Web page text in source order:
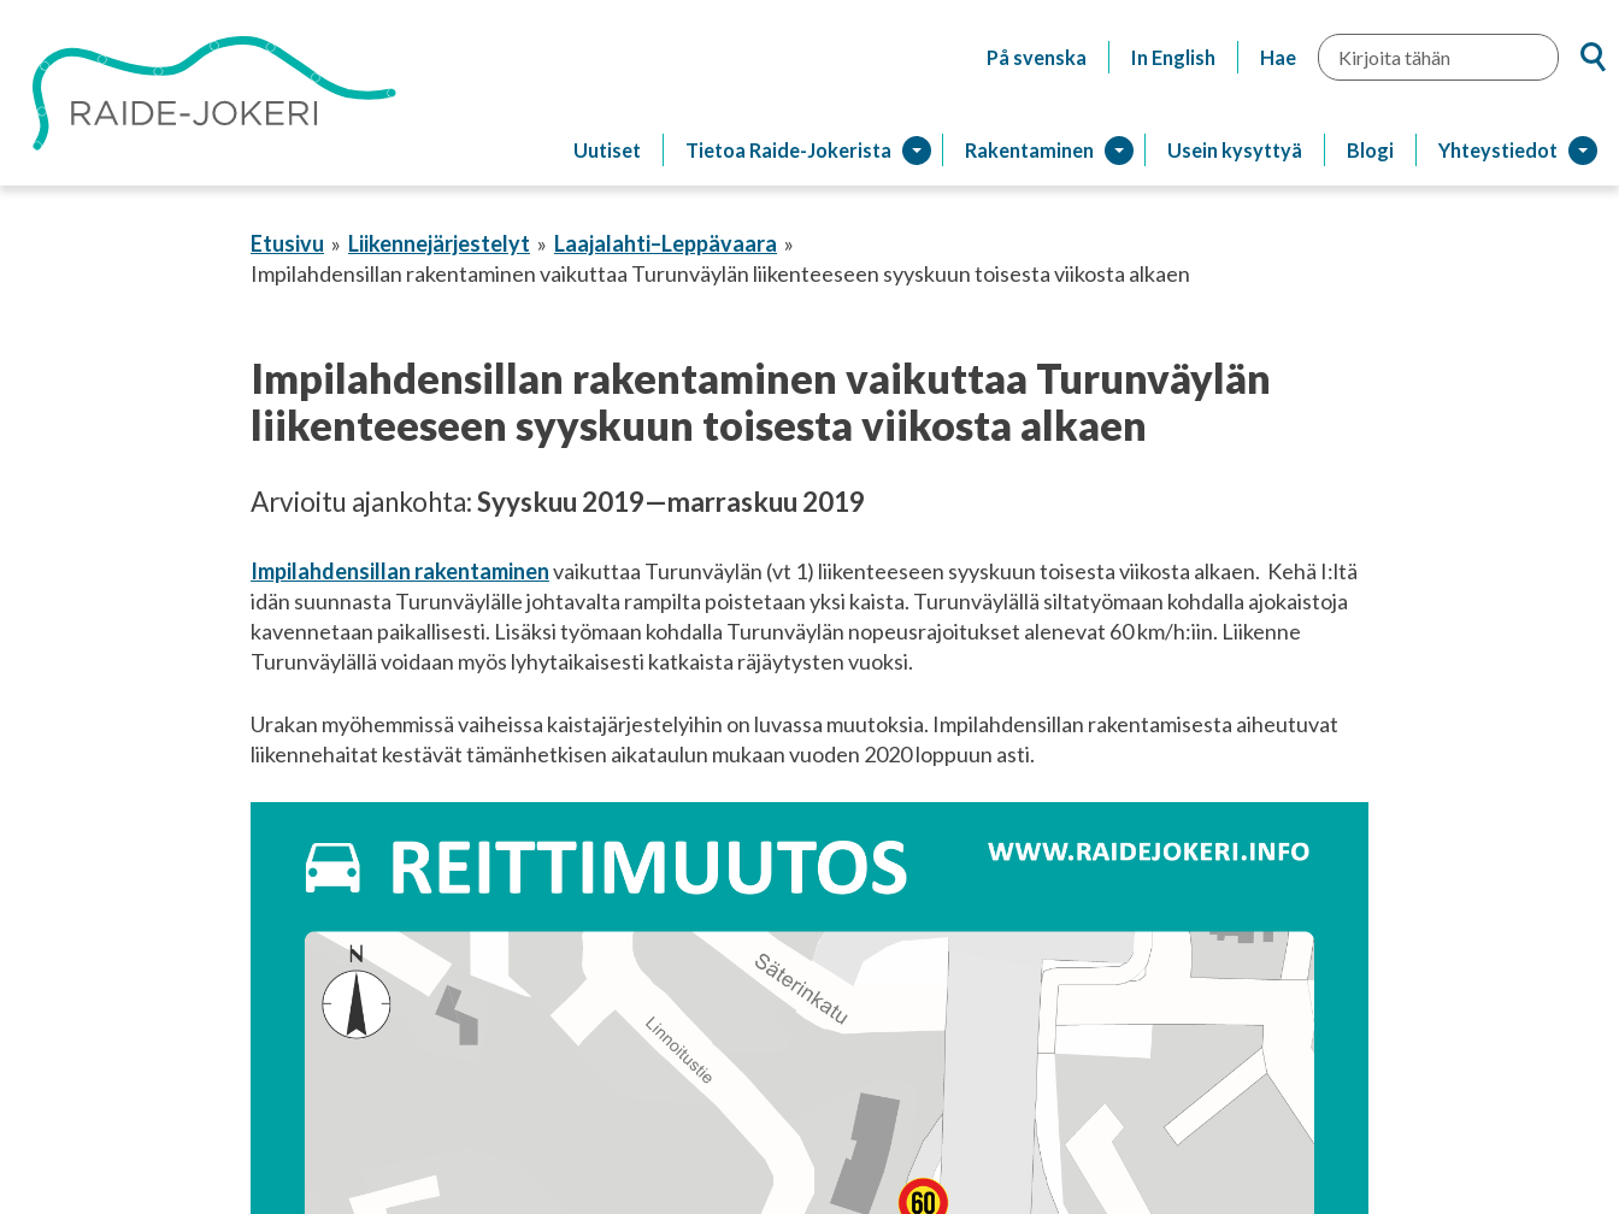
sisältöön
På svenska In English Hae Hae
Uutiset Tietoa Raide-Jokerista Raitiotien
Rakentaminen Usein kysyttyä Blogi Yhteystiedot
Etusivu Liikennejärjestelyt
Laajalahti–Leppävaara
Impilahdensillan rakentaminen vaikuttaa Turunväylän liikenteeseen syyskuun toisesta viikosta alkaen
Impilahdensillan rakentaminen vaikuttaa Turunväylän
liikenteeseen syyskuun toisesta viikosta alkaen
Arvioitu ajankohta:Syyskuu 2019—marraskuu 2019
Impilahdensillan rakentaminenvaikuttaa Turunväylän (vt 1) liikenteeseen syyskuun toisesta viikosta alkaen. Kehä I:ltä
idän suunnasta Turunväylälle johtavalta rampilta poistetaan yksi kaista. Turunväylällä siltatyömaan kohdalla ajokaistoja
kavennetaan paikallisesti. Lisäksi työmaan kohdalla Turunväylän nopeusrajoitukset alenevat 60 km/h:iin. Liikenne
Turunväylällä voidaan myös lyhytaikaisesti katkaista räjäytysten vuoksi.
Urakan myöhemmissä vaiheissa kaistajärjestelyihin on luvassa muutoksia. Impilahdensillan rakentamisesta aiheutuvat
liikennehaitat kestävät tämänhetkisen aikataulun mukaan vuoden 2020 loppuun asti.